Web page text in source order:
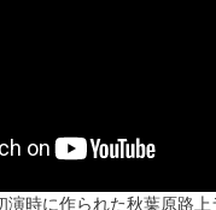
演時に作られた秋葉原路